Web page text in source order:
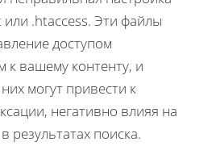
.htaccess. Эти файлы
доступом
к вашему контенту, и
могут привести к
негативно влияя на
результатах поиска.